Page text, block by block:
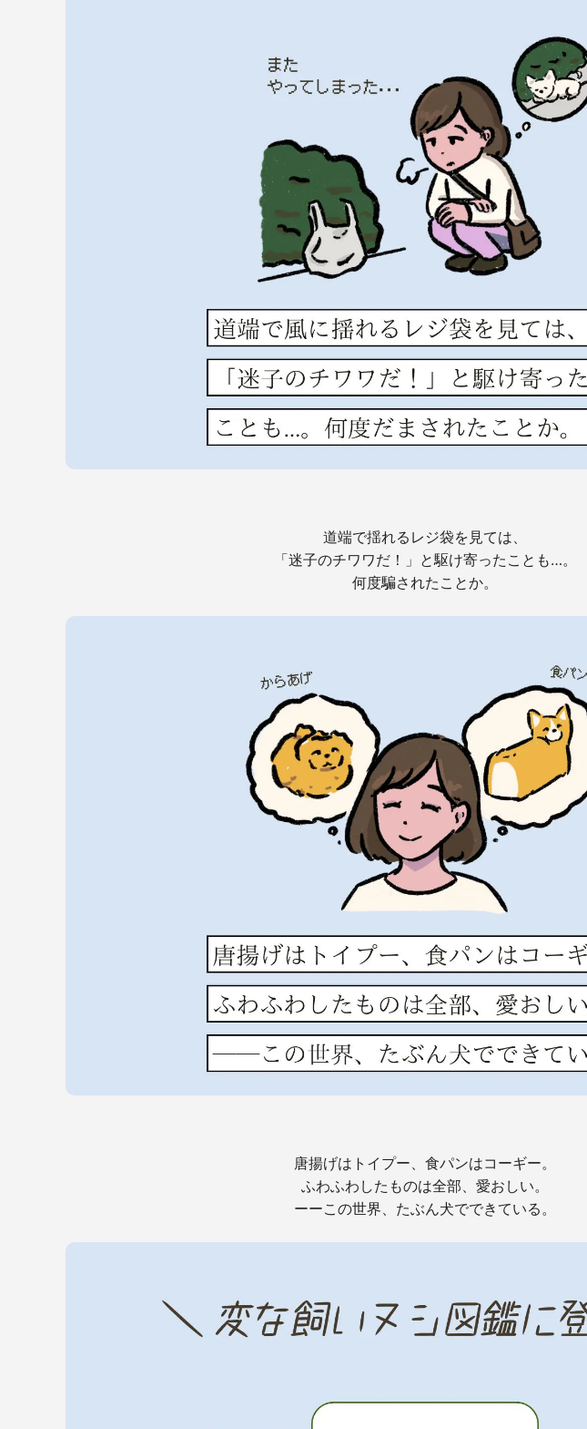
道端で揺れるレジ袋を見ては、
「迷子のチワワだ！」と駆け寄ったことも…。
何度騙されたことか。
唐揚げはトイプー、食パンはコーギー。
ふわふわしたものは全部、愛おしい。
ーーこの世界、たぶん犬でできている。